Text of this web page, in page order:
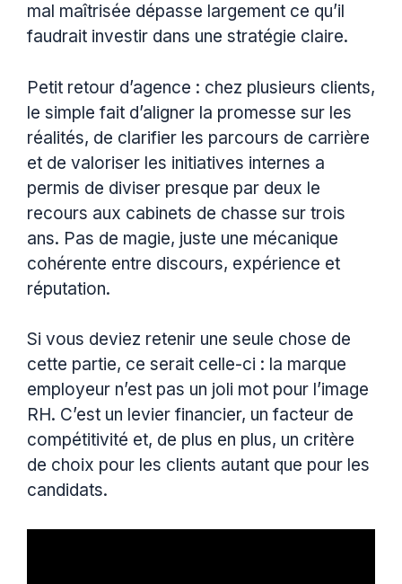
mal maîtrisée dépasse largement ce qu’il
faudrait investir dans une stratégie claire.
Petit retour d’agence : chez plusieurs clients,
le simple fait d’aligner la promesse sur les
réalités, de clarifier les parcours de carrière
et de valoriser les initiatives internes a
permis de diviser presque par deux le
recours aux cabinets de chasse sur trois
ans. Pas de magie, juste une mécanique
cohérente entre discours, expérience et
réputation.
Si vous deviez retenir une seule chose de
cette partie, ce serait celle-ci : la marque
employeur n’est pas un joli mot pour l’image
RH. C’est un levier financier, un facteur de
compétitivité et, de plus en plus, un critère
de choix pour les clients autant que pour les
candidats.